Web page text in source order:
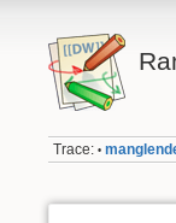
Trace: •